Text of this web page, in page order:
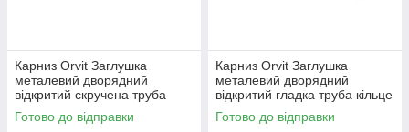
Карниз Orvit Заглушка
металевий дворядний
відкритий скручена труба
кільце металеве Чорний
Оксамит 19\19 мм 240 см
Готово до відправки
Карниз Orvit Заглушка
металевий дворядний
відкритий гладка труба кільце
металеве Чорний Оксамит
19\19 мм 240 см (00-
Готово до відправки